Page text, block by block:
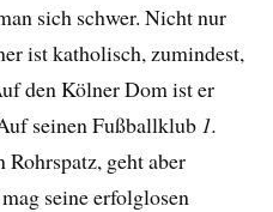
sich schwer. Nicht nur
ist katholisch, zumindest,
den Kölner Dom ist er
seinen Fußballklub 1.
geht aber
seine erfolglosen